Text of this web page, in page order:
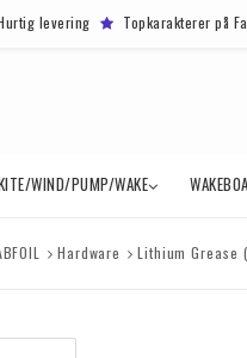
levering Topkarakterer på
WIND/PUMP/WAKE
Hardware Lithium Grease